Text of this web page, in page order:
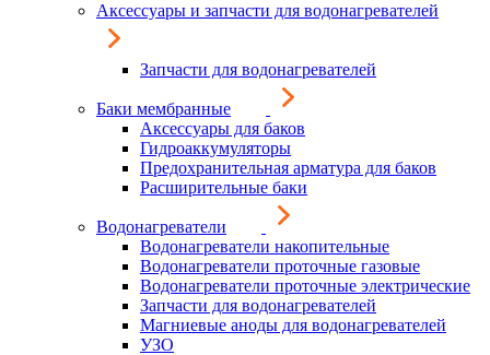
Аксессуары и запчасти для водонагревателей
Запчасти для водонагревателей
Баки мембранные
Аксессуары для баков
Гидроаккумуляторы
Предохранительная арматура для баков
Расширительные баки
Водонагреватели
Водонагреватели накопительные
Водонагреватели проточные газовые
Водонагреватели проточные электрические
Запчасти для водонагревателей
Магниевые аноды для водонагревателей
УЗО